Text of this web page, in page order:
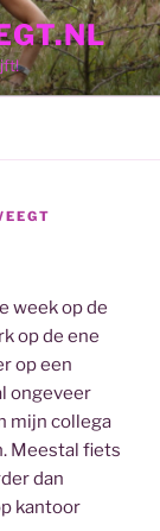
week op de
op de ene
op een
ongeveer
mijn collega
Meestal fiets
dan
kantoor